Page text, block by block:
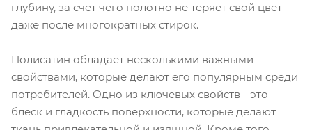
глубину, за счет чего полотно не теряет свой цвет
даже после многократных стирок.
Полисатин обладает несколькими важными
свойствами, которые делают его популярным среди
потребителей. Одно из ключевых свойств - это
блеск и гладкость поверхности, которые делают